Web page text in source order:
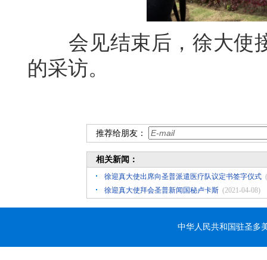
会见结束后，徐大使接
的采访。
推荐给朋友：
相关新闻：
徐迎真大使出席向圣普派遣医疗队议定书签字仪式
徐迎真大使拜会圣普新闻国秘卢卡斯 (2021-04-08)
中华人民共和国驻圣多